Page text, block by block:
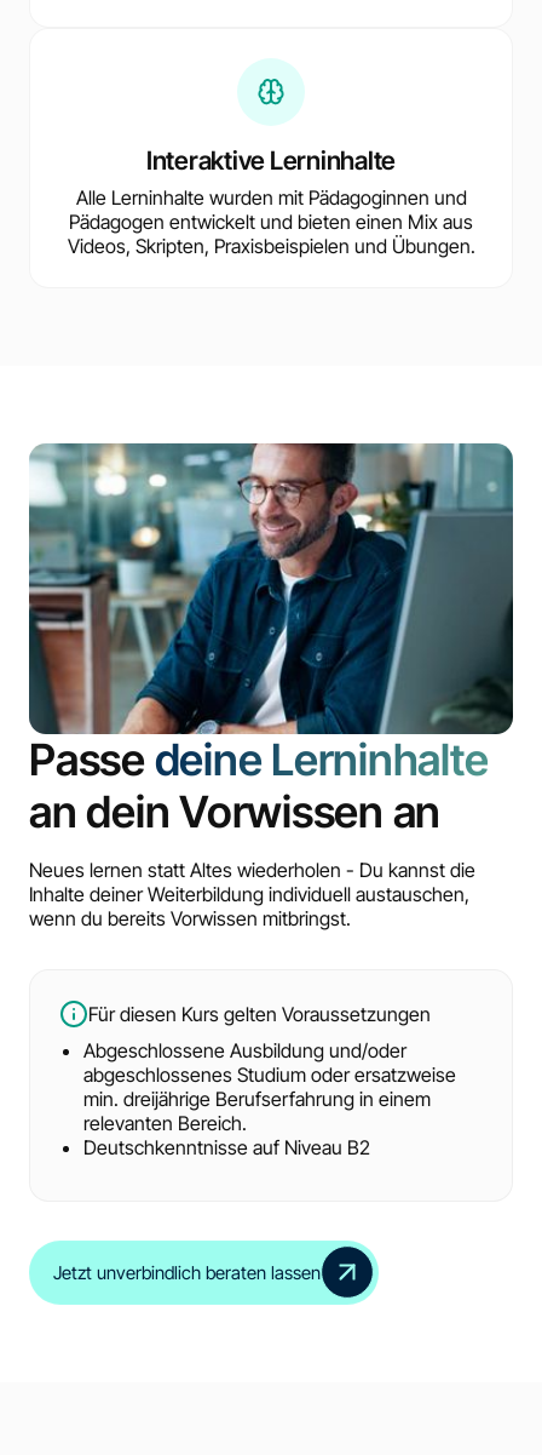
Interaktive Lerninhalte
Alle Lerninhalte wurden mit Pädagoginnen und
Pädagogen entwickelt und bieten einen Mix aus
Videos, Skripten, Praxisbeispielen und Übungen.
Passedeine Lerninhalte
an dein Vorwissen an
Neues lernen statt Altes wiederholen - Du kannst die
Inhalte deiner Weiterbildung individuell austauschen,
wenn du bereits Vorwissen mitbringst.
Für diesen Kurs gelten Voraussetzungen
Abgeschlossene Ausbildung und/oder
abgeschlossenes Studium oder ersatzweise
min. dreijährige Berufserfahrung in einem
relevanten Bereich.
Deutschkenntnisse auf Niveau B2
Jetzt unverbindlich beraten lassen